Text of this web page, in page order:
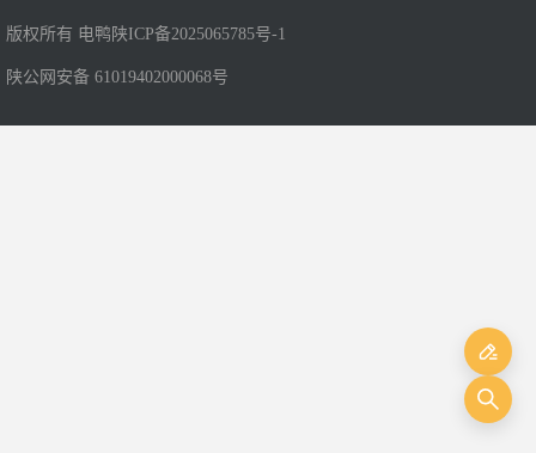
版权所有 电鸭 陕ICP备2025065785号-1
陕公网安备 61019402000068号